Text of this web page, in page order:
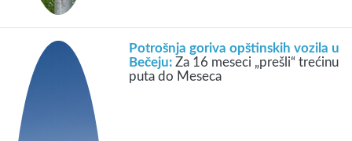
Potrošnja goriva opštinskih vozila u
Bečeju:Za 16 meseci „prešli“ trećinu
puta do Meseca